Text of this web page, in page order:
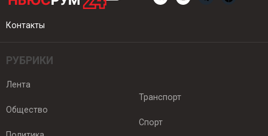
Контакты
РУБРИКИ
Лента
Общество
Транспорт
Спорт